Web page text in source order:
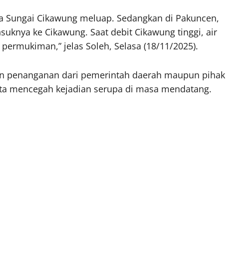
Cikawung meluap. Sedangkan di Pakuncen,
ke Cikawung. Saat debit Cikawung tinggi, air
jelas Soleh, Selasa (18/11/2025).
penanganan dari pemerintah daerah maupun pihak
mencegah kejadian serupa di masa mendatang.